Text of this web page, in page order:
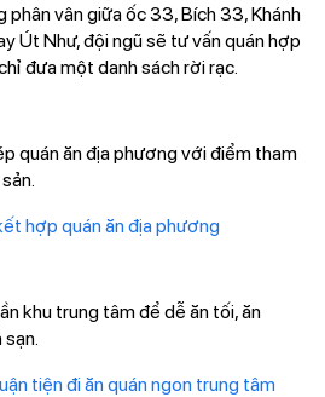
phân vân giữa ốc 33, Bích 33, Khánh
Út Như, đội ngũ sẽ tư vấn quán hợp
đưa một danh sách rời rạc.
quán ăn địa phương với điểm tham
hợp quán ăn địa phương
khu trung tâm để dễ ăn tối, ăn
tiện đi ăn quán ngon trung tâm